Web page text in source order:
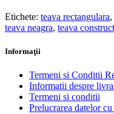
Etichete: teava rectangulara,
teava neagra, teava
Informaţii
Termeni si Conditii
Informatii despre
Termeni si conditii
Prelucrarea datelor